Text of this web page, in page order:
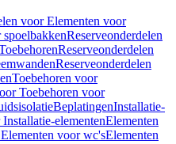
voor Elementen voor
Reserveonderdelen
Reserveonderdelen
Reserveonderdelen
Toebehoren voor
Toebehoren voor
BeplatingenInstallatie-
elementenElementen
voor wc'sElementen